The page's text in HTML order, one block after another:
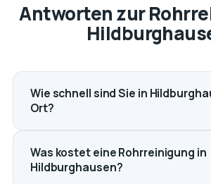
Antworten zur
Wie schnell sind Sie in
Ort?
Was kostet eine Rohrreinigung in
Hildburghausen?